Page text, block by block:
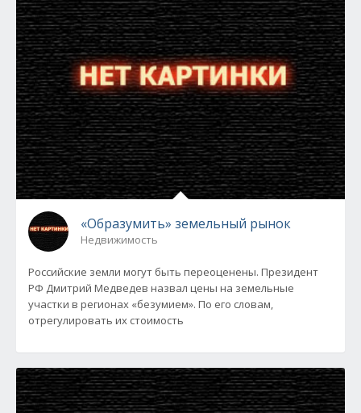
«Образумить» земельный рынок
Недвижимость
Российские земли могут быть переоценены. Президент
РФ Дмитрий Медведев назвал цены на земельные
участки в регионах «безумием». По его словам,
отрегулировать их стоимость